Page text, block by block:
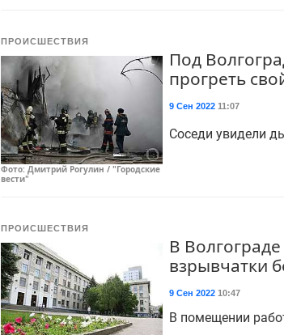
ПРОИСШЕСТВИЯ
Фото: Дмитрий Рогулин / "Городские
вести"
Под
прогреть
9 Сен 2022 11:07
Соседи увидели
ПРОИСШЕСТВИЯ
В
взрывчатки
9 Сен 2022 10:47
В помещении